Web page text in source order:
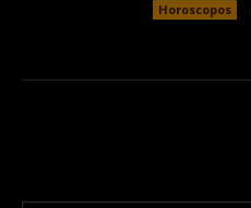
Horoscopos